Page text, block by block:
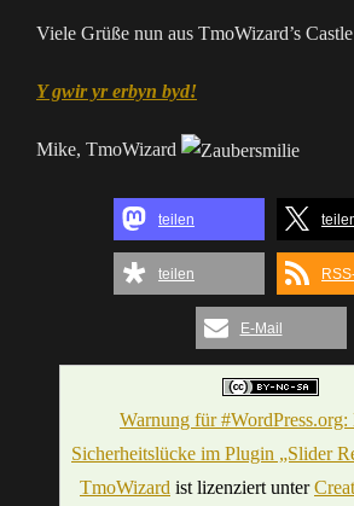
Viele Grüße nun aus TmoWizard’s
Y gwir yr erbyn byd!
Mike, TmoWizard
teilen
teilen
E-Mail
Warnung für
Sicherheitslücke im Plugin „Slider
TmoWizard ist lizenziert unter